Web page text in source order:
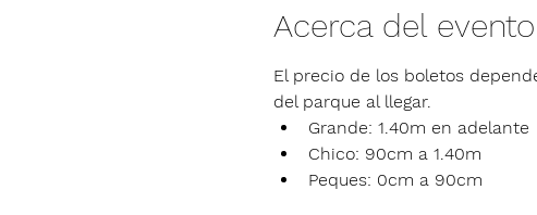
Acerca del evento
El precio de los boletos
del parque al llegar.
Grande: 1.40m en adelante
Chico: 90cm a 1.40m
Peques: 0cm a 90cm